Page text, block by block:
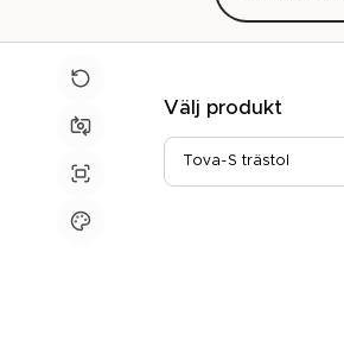
Välj produkt
Tova-S trästol